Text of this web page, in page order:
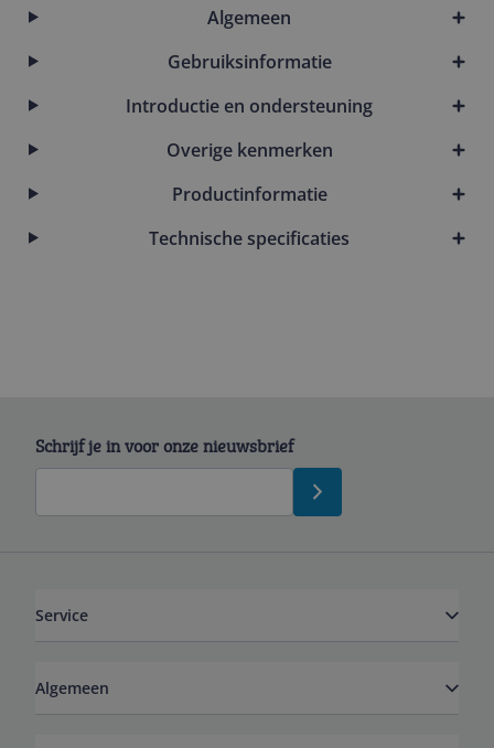
Algemeen
Gebruiksinformatie
Introductie en ondersteuning
Overige kenmerken
Productinformatie
Technische specificaties
Schrijf je in voor onze nieuwsbrief
Service
Algemeen